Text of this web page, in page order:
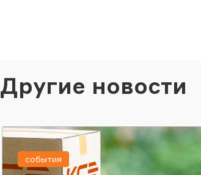
Другие новости
события